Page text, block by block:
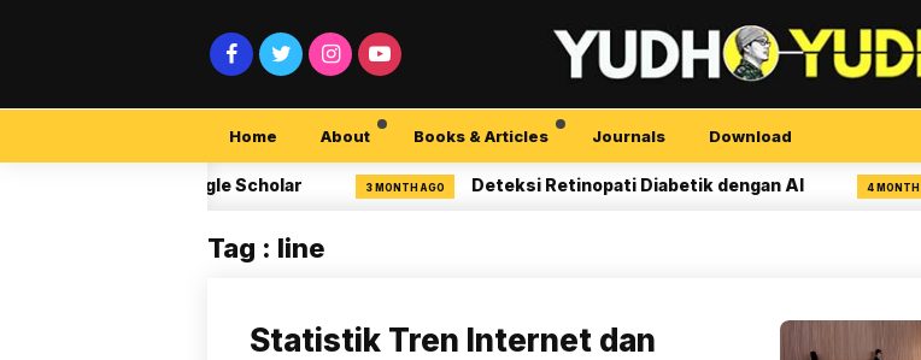
Home About Books & Articles Journals Download
Peneliti di Google Scholar 3 MONTH AGO Deteksi Retinopati Diabetik dengan AI 4 MONTH AGO
Tag : line
Statistik Tren Internet dan